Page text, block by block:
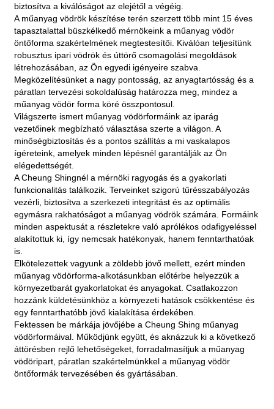
biztosítva a kiválóságot az elejétől a végéig.
A műanyag vödrök készítése terén szerzett több mint 15 éves
tapasztalattal büszkélkedő mérnökeink a műanyag vödör
öntőforma szakértelmének megtestesítői. Kiválóan teljesítünk
robusztus ipari vödrök és úttörő csomagolási megoldások
létrehozásában, az Ön egyedi igényeire szabva.
Megközelítésünket a nagy pontosság, az anyagtartósság és a
páratlan tervezési sokoldalúság határozza meg, mindez a
műanyag vödör forma köré összpontosul.
Világszerte ismert műanyag vödörformáink az iparág
vezetőinek megbízható választása szerte a világon. A
minőségbiztosítás és a pontos szállítás a mi vaskalapos
ígéreteink, amelyek minden lépésnél garantálják az Ön
elégedettségét.
A Cheung Shingnél a mérnöki ragyogás és a gyakorlati
funkcionalitás találkozik. Terveinket szigorú tűrésszabályozás
vezérli, biztosítva a szerkezeti integritást és az optimális
egymásra rakhatóságot a műanyag vödrök számára. Formáink
minden aspektusát a részletekre való aprólékos odafigyeléssel
alakítottuk ki, így nemcsak hatékonyak, hanem fenntarthatóak
is.
Elkötelezettek vagyunk a zöldebb jövő mellett, ezért minden
műanyag vödörforma-alkotásunkban előtérbe helyezzük a
környezetbarát gyakorlatokat és anyagokat. Csatlakozzon
hozzánk küldetésünkhöz a környezeti hatások csökkentése és
egy fenntarthatóbb jövő kialakítása érdekében.
Fektessen be márkája jövőjébe a Cheung Shing műanyag
vödörformáival. Működjünk együtt, és aknázzuk ki a következő
áttörésben rejlő lehetőségeket, forradalmasítjuk a műanyag
vödöripart, páratlan szakértelmünkkel a műanyag vödör
öntőformák tervezésében és gyártásában.